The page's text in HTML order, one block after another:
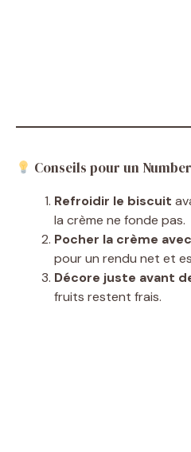
Conseils pour un
Refroidir le biscuit
la crème ne fonde pas.
Pocher la crème
pour un rendu net et
Décore juste avant
fruits restent frais.